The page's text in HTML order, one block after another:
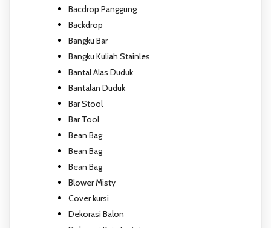
Bacdrop Panggung
Backdrop
Bangku Bar
Bangku Kuliah Stainles
Bantal Alas Duduk
Bantalan Duduk
Bar Stool
Bar Tool
Bean Bag
Bean Bag
Bean Bag
Blower Misty
Cover kursi
Dekorasi Balon